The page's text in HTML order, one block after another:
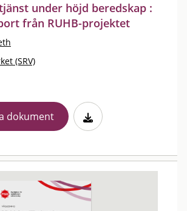
under höjd beredskap :
från RUHB-projektet
(SRV)
dokument